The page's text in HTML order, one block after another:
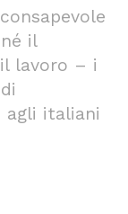
il
lavoro – i
agli italiani